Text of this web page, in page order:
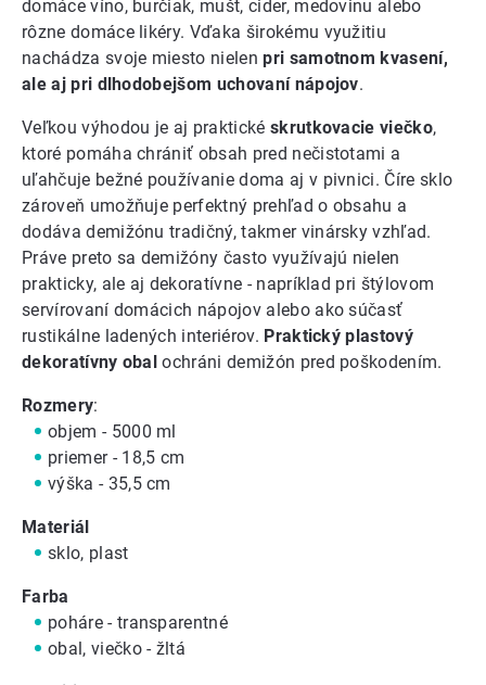
domáce víno, burčiak, mušt, cider, medovinu alebo
rôzne domáce likéry. Vďaka širokému využitiu
nachádza svoje miesto nielenpri samotnom kvasení,
ale aj pri dlhodobejšom uchovaní nápojov.
Veľkou výhodou je aj praktické skrutkovacie viečko,
ktoré pomáha chrániť obsah pred nečistotami a
uľahčuje bežné používanie doma aj v pivnici. Číre sklo
zároveň umožňuje perfektný prehľad o obsahu a
dodáva demižónu tradičný, takmer vinársky vzhľad.
Práve preto sa demižóny často využívajú nielen
prakticky, ale aj dekoratívne - napríklad pri štýlovom
servírovaní domácich nápojov alebo ako súčasť
rustikálne ladených interiérov. Praktický plastový
dekoratívny obal ochráni demižón pred poškodením.
Rozmery:
objem - 5000 ml
priemer - 18,5 cm
výška - 35,5 cm
Materiál
sklo, plast
Farba
poháre - transparentné
obal, viečko - žltá